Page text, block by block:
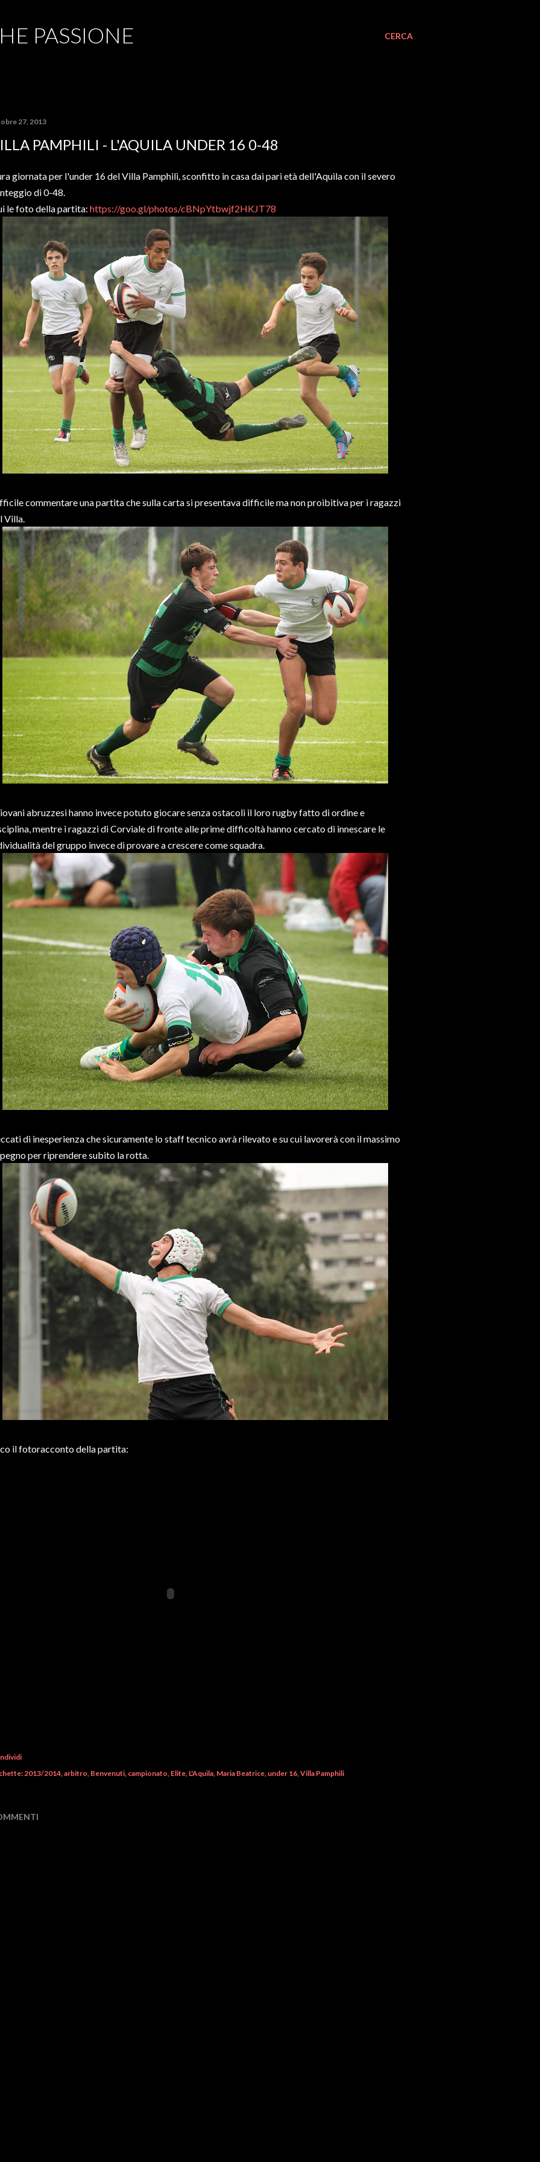
CERCA
PASSIONE
27, 2013
PAMPHILI - L'AQUILA UNDER 16 0-48
giornata per l'under 16 del Villa Pamphili, sconfitto in casa dai pari età dell'Aquila con il severo
di 0-48.
le foto della partita: https://goo.gl/photos/cBNpYtbwjf2HKJT78
commentare una partita che sulla carta si presentava difficile ma non proibitiva per i ragazzi
Villa.
abruzzesi hanno invece potuto giocare senza ostacoli il loro rugby fatto di ordine e
mentre i ragazzi di Corviale di fronte alle prime difficoltà hanno cercato di innescare le
del gruppo invece di provare a crescere come squadra.
di inesperienza che sicuramente lo staff tecnico avrà rilevato e su cui lavorerà con il massimo
per riprendere subito la rotta.
il fotoracconto della partita:
2013/2014 arbitro Benvenuti campionato Elite L'Aquila Maria Beatrice under 16 Villa Pamphili